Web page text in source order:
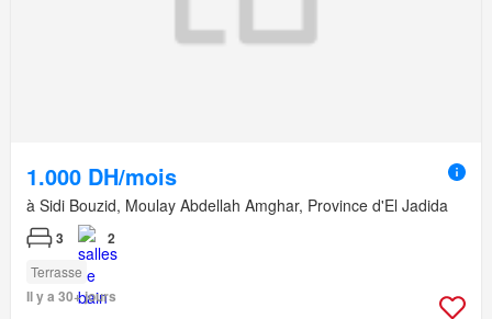
1.000 DH/mois
à Sidi Bouzid, Moulay Abdellah Amghar, Province d'El Jadida
3 2
Terrasse
Il y a 30+ jours